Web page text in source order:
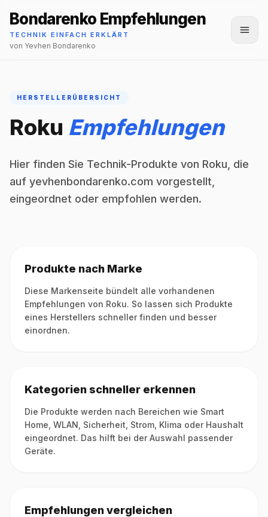
Bondarenko Empfehlungen
TECHNIK EINFACH ERKLÄRT
von Yevhen Bondarenko
HERSTELLERÜBERSICHT
Roku Empfehlungen
Hier finden Sie Technik-Produkte von Roku, die
auf yevhenbondarenko.com vorgestellt,
eingeordnet oder empfohlen werden.
Produkte nach Marke
Diese Markenseite bündelt alle vorhandenen
Empfehlungen von Roku. So lassen sich Produkte
eines Herstellers schneller finden und besser
einordnen.
Kategorien schneller erkennen
Die Produkte werden nach Bereichen wie Smart
Home, WLAN, Sicherheit, Strom, Klima oder Haushalt
eingeordnet. Das hilft bei der Auswahl passender
Geräte.
Empfehlungen vergleichen